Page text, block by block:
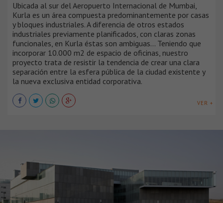
Ubicada al sur del Aeropuerto Internacional de Mumbai,
Kurla es un área compuesta predominantemente por casas
y bloques industriales. A diferencia de otros estados
industriales previamente planificados, con claras zonas
funcionales, en Kurla éstas son ambiguas... Teniendo que
incorporar 10.000 m2 de espacio de oficinas, nuestro
proyecto trata de resistir la tendencia de crear una clara
separación entre la esfera pública de la ciudad existente y
la nueva exclusiva entidad corporativa.
VER +